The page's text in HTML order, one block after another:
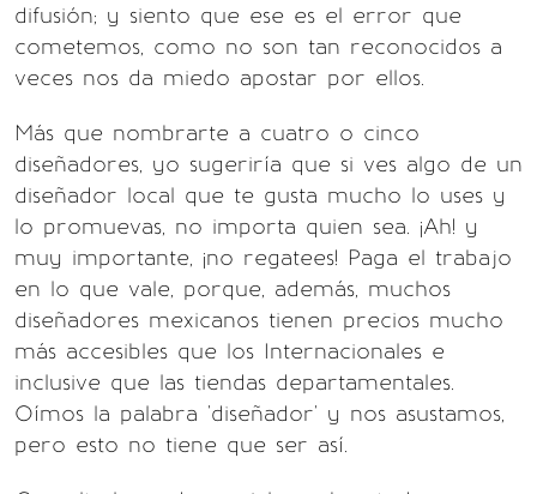
difusión; y siento que ese es el error que
cometemos, como no son tan reconocidos a
veces nos da miedo apostar por ellos.
Más que nombrarte a cuatro o cinco
diseñadores, yo sugeriría que si ves algo de un
diseñador local que te gusta mucho lo uses y
lo promuevas, no importa quien sea. ¡Ah! y
muy importante, ¡no regatees! Paga el trabajo
en lo que vale, porque, además, muchos
diseñadores mexicanos tienen precios mucho
más accesibles que los Internacionales e
inclusive que las tiendas departamentales.
Oímos la palabra 'diseñador' y nos asustamos,
pero esto no tiene que ser así.